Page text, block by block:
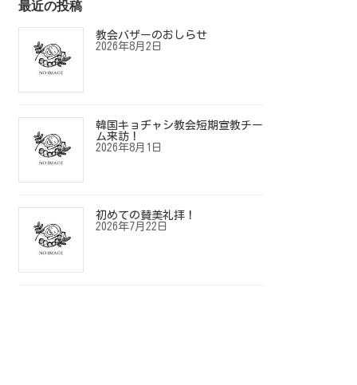
最近の投稿
教会バザーのおしらせ
2026年8月2日
韓国キョヂャシ教会短期宣教チー
ム来訪！
2026年8月1日
初めての賛美礼拝！
2026年7月22日